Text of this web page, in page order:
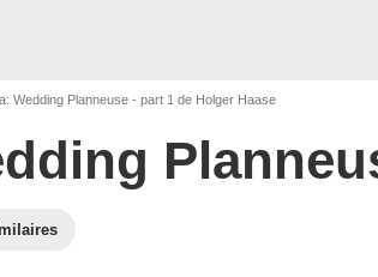
Wedding Planneuse - part 1 de Holger Haase